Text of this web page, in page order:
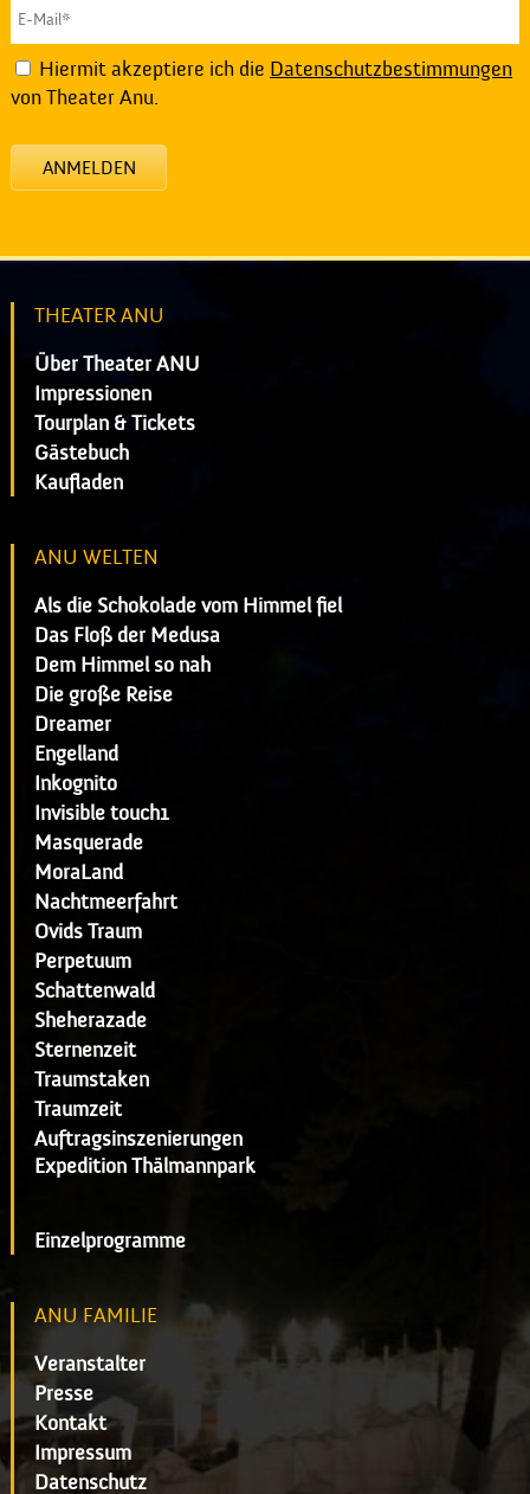
Hiermit akzeptiere ich die Datenschutzbestimmungen
von Theater Anu.
ANMELDEN
THEATER ANU
Über Theater ANU
Impressionen
Tourplan & Tickets
Gästebuch
Kaufladen
ANU WELTEN
Als die Schokolade vom Himmel fiel
Das Floß der Medusa
Dem Himmel so nah
Die große Reise
Dreamer
Engelland
Inkognito
Invisible touch1
Masquerade
MoraLand
Nachtmeerfahrt
Ovids Traum
Perpetuum
Schattenwald
Sheherazade
Sternenzeit
Traumstaken
Traumzeit
Auftragsinszenierungen
Expedition Thälmannpark
Einzelprogramme
ANU FAMILIE
Veranstalter
Presse
Kontakt
Impressum
Datenschutz